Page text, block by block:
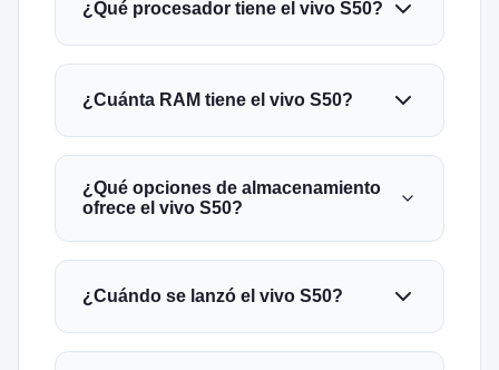
¿Qué procesador tiene el vivo S50?
¿Cuánta RAM tiene el vivo S50?
¿Qué opciones de almacenamiento
ofrece el vivo S50?
¿Cuándo se lanzó el vivo S50?